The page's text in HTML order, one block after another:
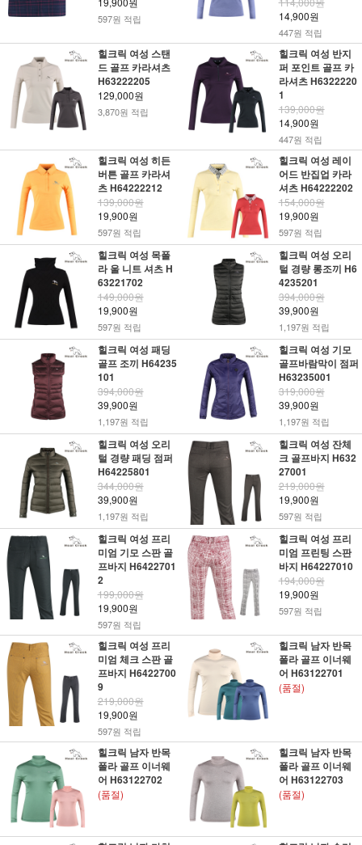
597원 적립
14,900원
447원 적립
힐크릭 여성 스탠
드 골프 카라셔츠
H63222205
129,000원
3,870원 적립
힐크릭 여성 반지
퍼 포인트 골프 카
라셔츠 H6322220
1
139,000원
14,900원
447원 적립
힐크릭 여성 히든
버튼 골프 카라셔
츠 H64222212
139,000원
19,900원
597원 적립
힐크릭 여성 레이
어드 반집업 카라
셔츠 H64222202
154,000원
19,900원
597원 적립
힐크릭 여성 목폴
라 울 니트 셔츠 H
63221702
149,000원
19,900원
597원 적립
힐크릭 여성 오리
털 경량 롱조끼 H6
4235201
394,000원
39,900원
1,197원 적립
힐크릭 여성 패딩
골프 조끼 H64235
101
394,000원
39,900원
1,197원 적립
힐크릭 여성 기모
골프바람막이 점퍼
H63235001
319,000원
39,900원
1,197원 적립
힐크릭 여성 오리
털 경량 패딩 점퍼
H64225801
344,000원
39,900원
1,197원 적립
힐크릭 여성 잔체
크 골프바지 H632
27001
219,000원
19,900원
597원 적립
힐크릭 여성 프리
미엄 기모 스판 골
프바지 H6422701
2
199,000원
19,900원
597원 적립
힐크릭 여성 프리
미엄 프린팅 스판
바지 H64227010
194,000원
19,900원
597원 적립
힐크릭 여성 프리
미엄 체크 스판 골
프바지 H6422700
9
219,000원
19,900원
597원 적립
힐크릭 남자 반목
폴라 골프 이너웨
어 H63122701
(품절)
힐크릭 남자 반목
폴라 골프 이너웨
어 H63122702
(품절)
힐크릭 남자 반목
폴라 골프 이너웨
어 H63122703
(품절)